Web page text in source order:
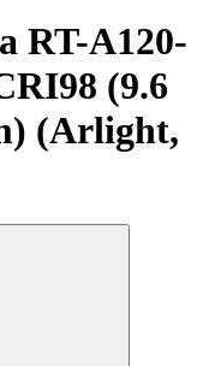
RT-A120-
(9.6
(Arlight,